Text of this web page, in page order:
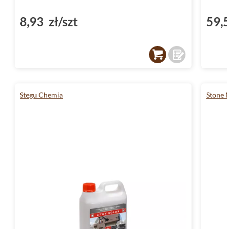
8,93 zł/szt
Stegu Chemia Stone